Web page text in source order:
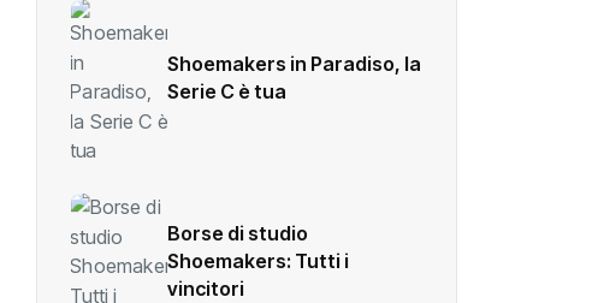
Shoemakers in Paradiso, la
Serie C è tua
Borse di studio
Shoemakers: Tutti i
vincitori